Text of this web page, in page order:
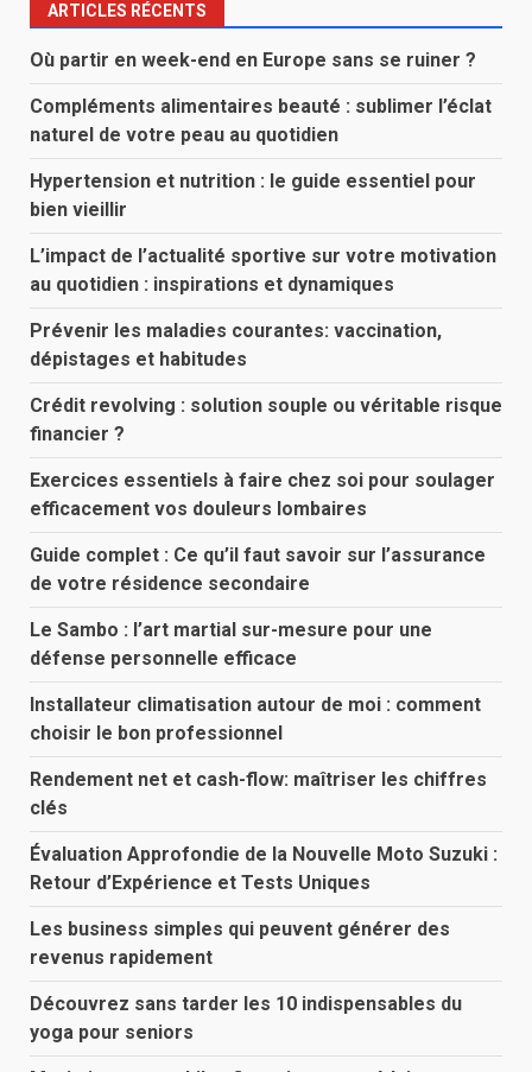
ARTICLES RÉCENTS
Où partir en week-end en Europe sans se ruiner ?
Compléments alimentaires beauté : sublimer l’éclat
naturel de votre peau au quotidien
Hypertension et nutrition : le guide essentiel pour
bien vieillir
L’impact de l’actualité sportive sur votre motivation
au quotidien : inspirations et dynamiques
Prévenir les maladies courantes: vaccination,
dépistages et habitudes
Crédit revolving : solution souple ou véritable risque
financier ?
Exercices essentiels à faire chez soi pour soulager
efficacement vos douleurs lombaires
Guide complet : Ce qu’il faut savoir sur l’assurance
de votre résidence secondaire
Le Sambo : l’art martial sur-mesure pour une
défense personnelle efficace
Installateur climatisation autour de moi : comment
choisir le bon professionnel
Rendement net et cash-flow: maîtriser les chiffres
clés
Évaluation Approfondie de la Nouvelle Moto Suzuki :
Retour d’Expérience et Tests Uniques
Les business simples qui peuvent générer des
revenus rapidement
Découvrez sans tarder les 10 indispensables du
yoga pour seniors